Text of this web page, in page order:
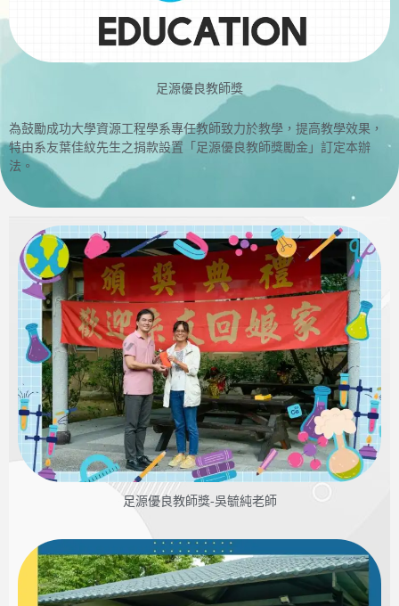
足源優良教師獎
為鼓勵成功大學資源工程學系專任教師致力於教學，提高教學效果，
特由系友葉佳紋先生之捐款設置「足源優良教師獎勵金」訂定本辦
法。
足源優良教師獎-吳毓純老師